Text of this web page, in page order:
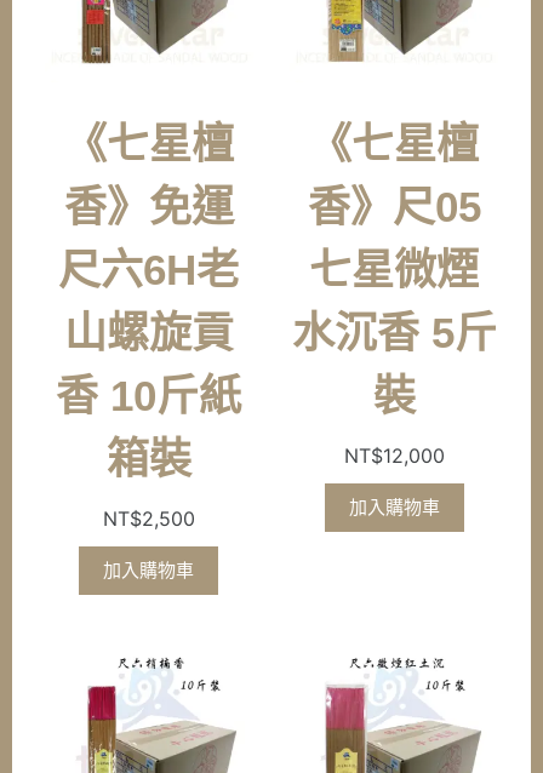
《七星檀
香》免運
尺六6H老
山螺旋貢
香 10斤紙
箱裝
NT$2,500
加入購物車
《七星檀
香》尺05
七星微煙
水沉香 5斤
裝
NT$12,000
加入購物車